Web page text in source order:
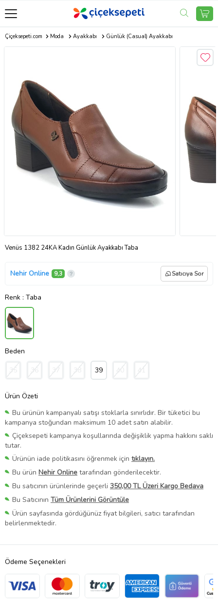
Çiçeksepeti.com Moda Ayakkabı Günlük (Casual) Ayakkabı
Venüs 1382 24KA Kadın Günlük Ayakkabı Taba
Nehir Online 9,3 Satıcıya Sor
Renk : Taba
Beden
35 36 37 38 39 40 41
Ürün Özeti
Bu ürünün kampanyalı satışı stoklarla sınırlıdır. Bir tüketici bu
kampanya stoğundan maksimum 10 adet satın alabilir.
Çiçeksepeti kampanya koşullarında değişiklik yapma hakkını saklı
tutar.
Ürünün iade politikasını öğrenmek için tıklayın.
Bu ürün Nehir Online tarafından gönderilecektir.
Bu satıcının ürünlerinde geçerli 350,00 TL Üzeri Kargo Bedava
Bu Satıcının Tüm Ürünlerini Görüntüle
Ürün sayfasında gördüğünüz fiyat bilgileri, satıcı tarafından
belirlenmektedir.
Ödeme Seçenekleri